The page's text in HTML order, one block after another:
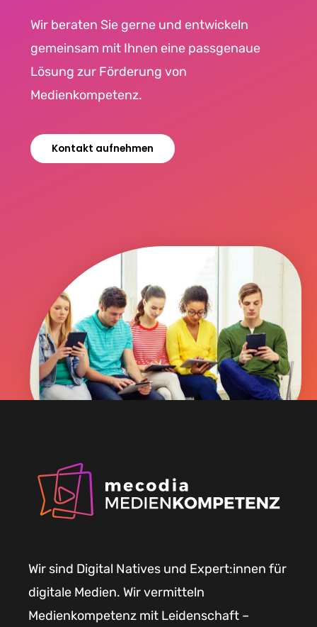
Wir beraten Sie gerne und entwickeln
gemeinsam mit Ihnen eine passgenaue
Lösung zur Förderung von
Medienkompetenz.
Kontakt aufnehmen
Wir sind Digital Natives und Expert:innen für
digitale Medien. Wir vermitteln
Medienkompetenz mit Leidenschaft –